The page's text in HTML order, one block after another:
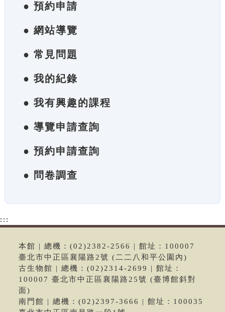
● 預約申請
● 網站導覽
● 常見問題
● 我的紀錄
● 我有興趣的課程
● 導覽申請查詢
● 預約申請查詢
● 問卷調查
:::
本館 | 總機：(02)2382-2566 | 館址：100007
臺北市中正區襄陽路2號 (二二八和平公園內)
古生物館 | 總機：(02)2314-2699 | 館址：
100007 臺北市中正區襄陽路25號 (臺博館斜對
面)
南門館 | 總機：(02)2397-3666 | 館址：100035